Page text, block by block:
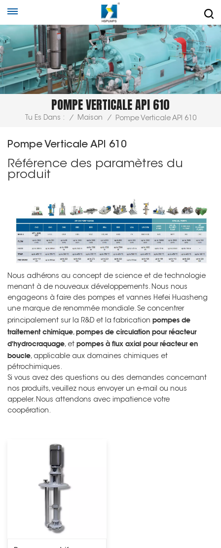
POMPE VERTICALE API 610
Tu Es Dans : / Maison / Pompe Verticale API 610
Pompe Verticale API 610
Référence des paramètres du
produit
Nous adhérons au concept de science et de technologie
menant à de nouveaux développements. Nous nous
engageons à faire des pompes et vannes Hefei Huasheng
une marque de renommée mondiale. Se concentrer
principalement sur la R&D et la fabrication pompes de
traitement chimique, pompes de circulation pour réacteur
d'hydrocraquage, et pompes à flux axial pour réacteur en
boucle, applicable aux domaines chimiques et
pétrochimiques.
Si vous avez des questions ou des demandes concernant
nos produits, veuillez nous envoyer un e-mail ou nous
appeler. Nous attendons avec impatience votre
coopération.